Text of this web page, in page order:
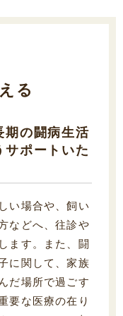
る
期の闘病生活
サポートいた
い場合や、飼い
などへ、往診や
ます。また、闘
に関して、家族
だ場所で過ごす
要な医療の在り